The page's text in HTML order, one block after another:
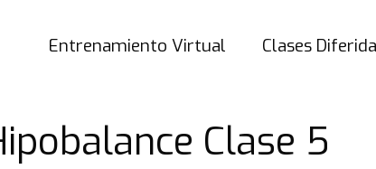
Entrenamiento Virtual Clases
Clase 5